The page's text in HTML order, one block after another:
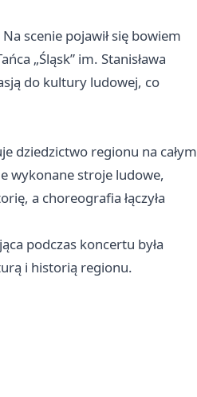
scenie pojawił się bowiem
„Śląsk” im. Stanisława
do kultury ludowej, co
dziedzictwo regionu na całym
wykonane stroje ludowe,
a choreografia łączyła
podczas koncertu była
i historią regionu.